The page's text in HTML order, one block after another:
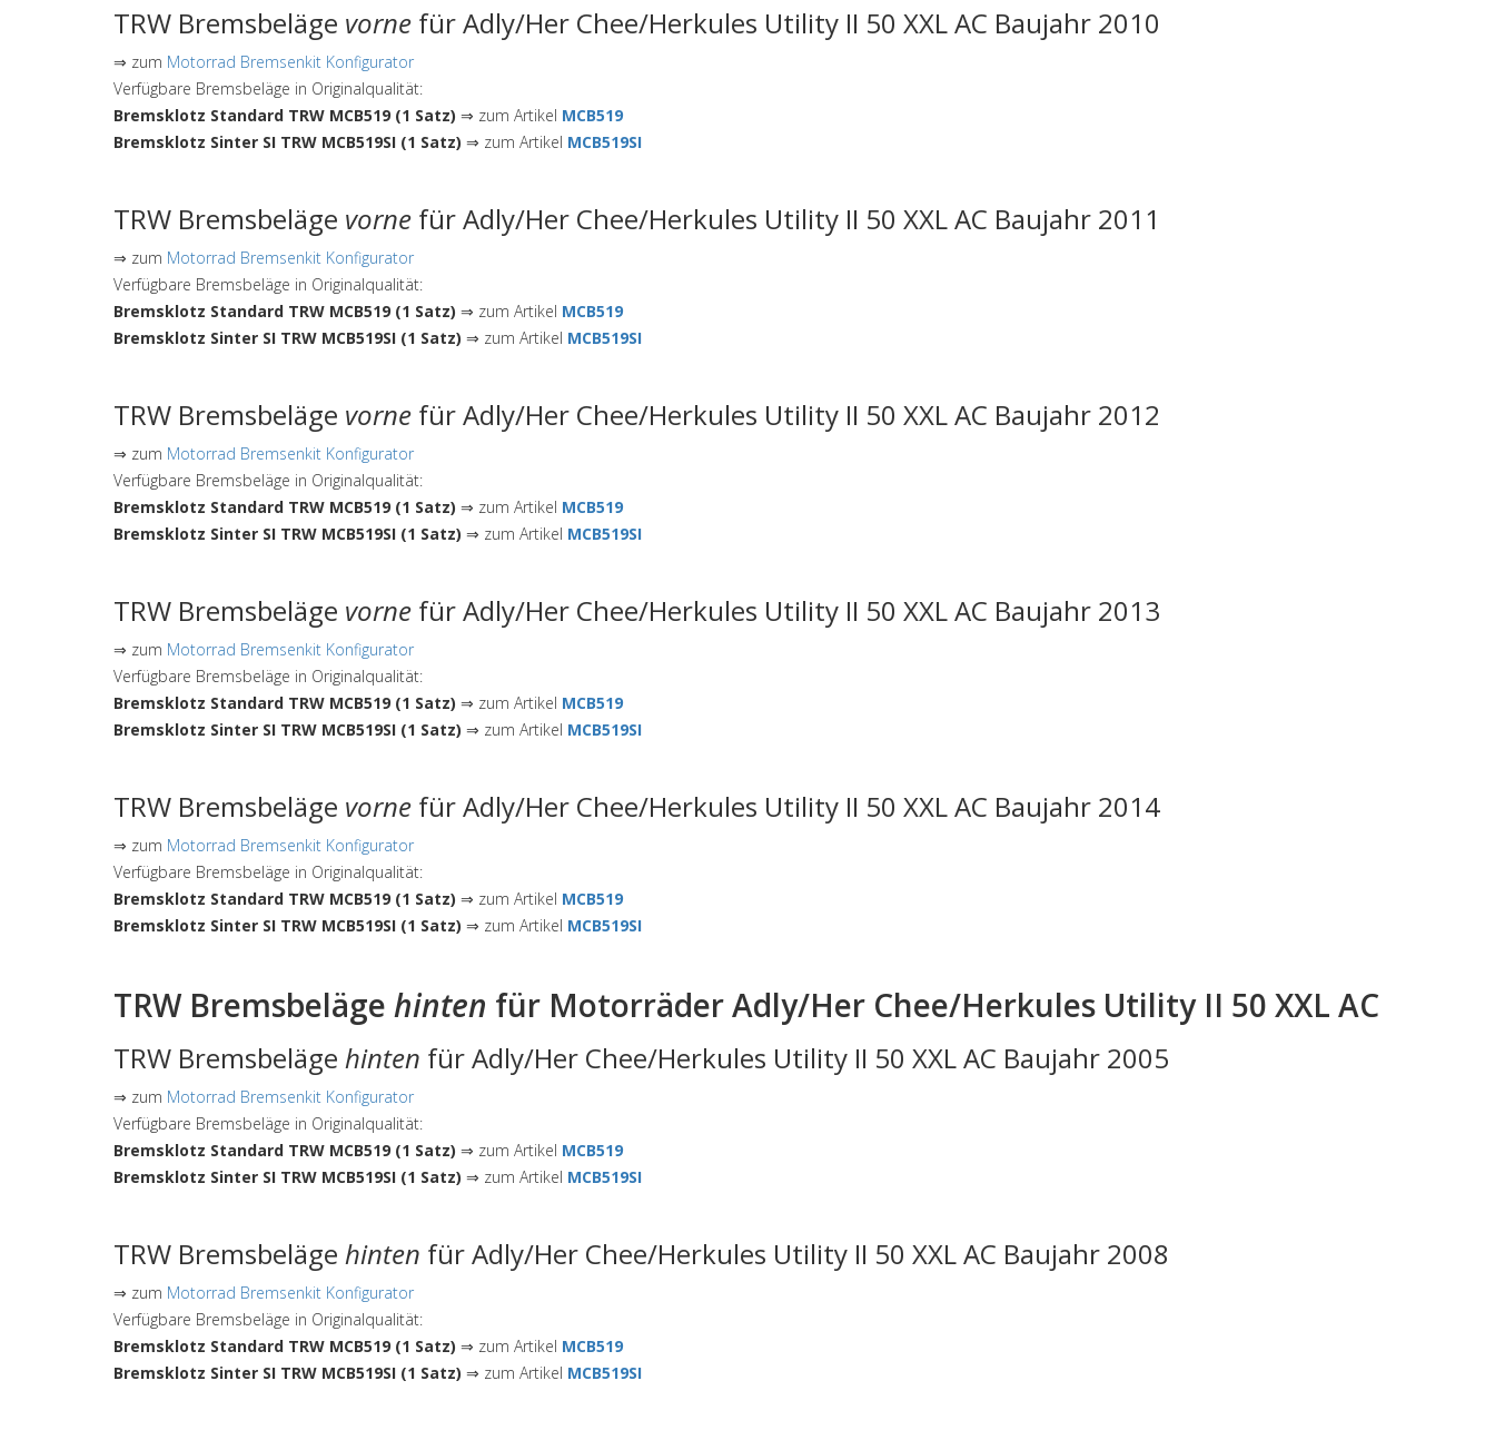
TRW Bremsbeläge vorne für Adly/Her Chee/Herkules Utility II 50 XXL AC Baujahr 2010
⇒ zum Motorrad Bremsenkit Konfigurator
Verfügbare Bremsbeläge in Originalqualität:
Bremsklotz Standard TRW MCB519 (1 Satz) ⇒ zum Artikel MCB519
Bremsklotz Sinter SI TRW MCB519SI (1 Satz) ⇒ zum Artikel MCB519SI
TRW Bremsbeläge vorne für Adly/Her Chee/Herkules Utility II 50 XXL AC Baujahr 2011
⇒ zum Motorrad Bremsenkit Konfigurator
Verfügbare Bremsbeläge in Originalqualität:
Bremsklotz Standard TRW MCB519 (1 Satz) ⇒ zum Artikel MCB519
Bremsklotz Sinter SI TRW MCB519SI (1 Satz) ⇒ zum Artikel MCB519SI
TRW Bremsbeläge vorne für Adly/Her Chee/Herkules Utility II 50 XXL AC Baujahr 2012
⇒ zum Motorrad Bremsenkit Konfigurator
Verfügbare Bremsbeläge in Originalqualität:
Bremsklotz Standard TRW MCB519 (1 Satz) ⇒ zum Artikel MCB519
Bremsklotz Sinter SI TRW MCB519SI (1 Satz) ⇒ zum Artikel MCB519SI
TRW Bremsbeläge vorne für Adly/Her Chee/Herkules Utility II 50 XXL AC Baujahr 2013
⇒ zum Motorrad Bremsenkit Konfigurator
Verfügbare Bremsbeläge in Originalqualität:
Bremsklotz Standard TRW MCB519 (1 Satz) ⇒ zum Artikel MCB519
Bremsklotz Sinter SI TRW MCB519SI (1 Satz) ⇒ zum Artikel MCB519SI
TRW Bremsbeläge vorne für Adly/Her Chee/Herkules Utility II 50 XXL AC Baujahr 2014
⇒ zum Motorrad Bremsenkit Konfigurator
Verfügbare Bremsbeläge in Originalqualität:
Bremsklotz Standard TRW MCB519 (1 Satz) ⇒ zum Artikel MCB519
Bremsklotz Sinter SI TRW MCB519SI (1 Satz) ⇒ zum Artikel MCB519SI
TRW Bremsbeläge hinten für Motorräder Adly/Her Chee/Herkules Utility II 50 XXL AC
TRW Bremsbeläge hinten für Adly/Her Chee/Herkules Utility II 50 XXL AC Baujahr 2005
⇒ zum Motorrad Bremsenkit Konfigurator
Verfügbare Bremsbeläge in Originalqualität:
Bremsklotz Standard TRW MCB519 (1 Satz) ⇒ zum Artikel MCB519
Bremsklotz Sinter SI TRW MCB519SI (1 Satz) ⇒ zum Artikel MCB519SI
TRW Bremsbeläge hinten für Adly/Her Chee/Herkules Utility II 50 XXL AC Baujahr 2008
⇒ zum Motorrad Bremsenkit Konfigurator
Verfügbare Bremsbeläge in Originalqualität:
Bremsklotz Standard TRW MCB519 (1 Satz) ⇒ zum Artikel MCB519
Bremsklotz Sinter SI TRW MCB519SI (1 Satz) ⇒ zum Artikel MCB519SI